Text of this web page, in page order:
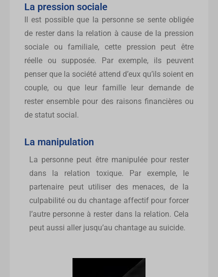
La pression sociale
Il est possible que la personne se sente obligée
de rester dans la relation à cause de la pression
sociale ou familiale, cette pression peut être
réelle ou supposée. Par exemple, ils peuvent
penser que la société attend d’eux qu’ils soient en
couple, ou que leur famille leur demande de
rester ensemble pour des raisons financières ou
de statut social.
La manipulation
La personne peut être manipulée pour rester
dans la relation toxique. Par exemple, le
partenaire peut utiliser des menaces, de la
culpabilité ou du chantage affectif pour forcer
l’autre personne à rester dans la relation. Cela
peut aussi aller jusqu’au chantage au suicide.